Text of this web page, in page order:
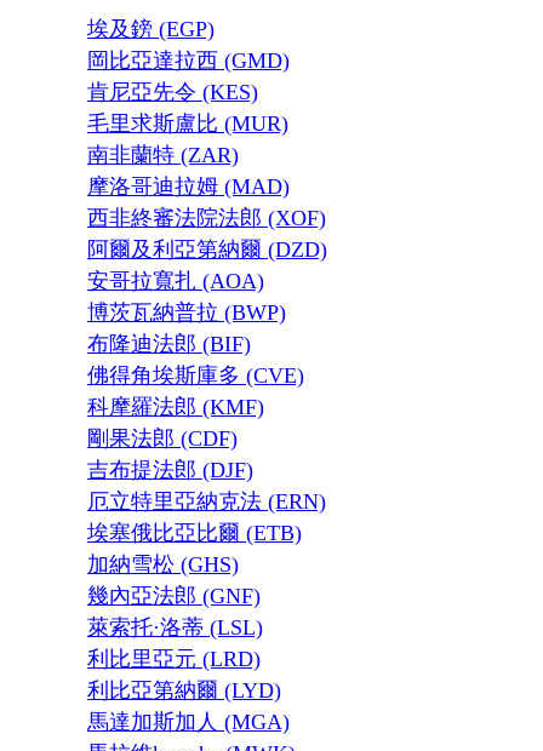
埃及鎊 (EGP)
岡比亞達拉西 (GMD)
肯尼亞先令 (KES)
毛里求斯盧比 (MUR)
南非蘭特 (ZAR)
摩洛哥迪拉姆 (MAD)
西非終審法院法郎 (XOF)
阿爾及利亞第納爾 (DZD)
安哥拉寬扎 (AOA)
博茨瓦納普拉 (BWP)
布隆迪法郎 (BIF)
佛得角埃斯庫多 (CVE)
科摩羅法郎 (KMF)
剛果法郎 (CDF)
吉布提法郎 (DJF)
厄立特里亞納克法 (ERN)
埃塞俄比亞比爾 (ETB)
加納雪松 (GHS)
幾內亞法郎 (GNF)
萊索托·洛蒂 (LSL)
利比里亞元 (LRD)
利比亞第納爾 (LYD)
馬達加斯加人 (MGA)